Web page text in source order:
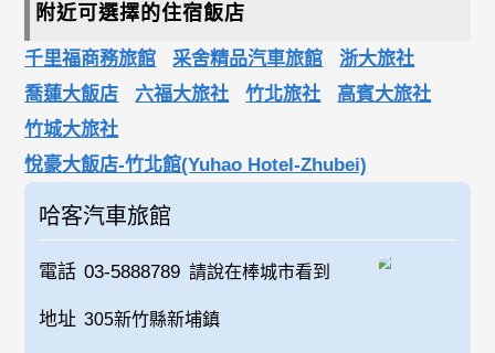
附近可選擇的住宿飯店
千里福商務旅館 采舍精品汽車旅館
浙大旅社
喬蓮大飯店
六福大旅社 竹北旅社
高賓大旅社
竹城大旅社
悅豪大飯店-竹北館(Yuhao Hotel-Zhubei)
哈客汽車旅館
電話 03-5888789 請說在棒城市看到
地址 305新竹縣新埔鎮